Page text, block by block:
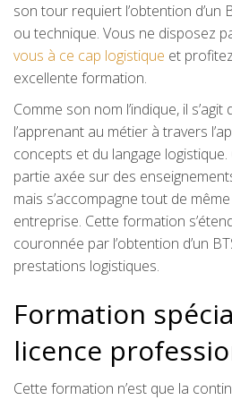
son tour requiert l’obtention d’un
ou technique. Vous ne disposez
vous à ce cap logistique et
excellente formation.
Comme son nom l’indique, il
l’apprenant au métier à travers
concepts et du langage
partie axée sur des
mais s’accompagne tout de
entreprise. Cette formation
couronnée par l’obtention d’un
prestations logistiques.
Formation
licence
Cette formation n’est que la